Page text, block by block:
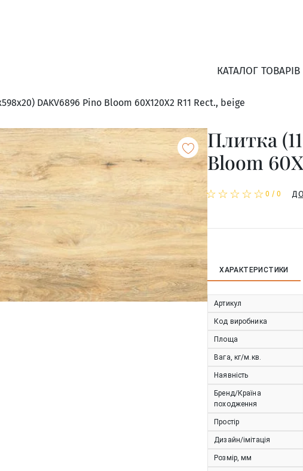
КАТАЛОГ ТОВАРІВ
DAKV6896 Pino Bloom 60X120X2 R11 Rect., beige
Плитка
Bloom
☆
★☆
★☆
★☆
★☆
★ 0 /0
ХАРАКТЕРИСТИКИ
Артикул
Код виробника
Площа
Вага, кг/м.кв.
Наявність
Бренд/Країна
походження
Простір
Дизайн/імітація
Розмір, мм